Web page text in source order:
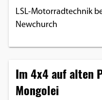
LSL-Motorradtechnik
Newchurch
Im 4x4 auf alten
Mongolei